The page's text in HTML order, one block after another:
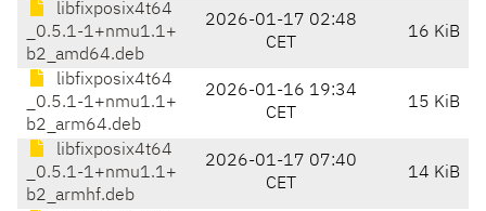
libfixposix4t64
_0.5.1-1+nmu1.1+
b2_amd64.deb
2026-01-17 02:48
CET
16 KiB
libfixposix4t64
_0.5.1-1+nmu1.1+
b2_arm64.deb
2026-01-16 19:34
CET
15 KiB
libfixposix4t64
_0.5.1-1+nmu1.1+
b2_armhf.deb
2026-01-17 07:40
CET
14 KiB